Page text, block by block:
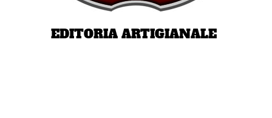
EDITORIA ARTIGIANALE